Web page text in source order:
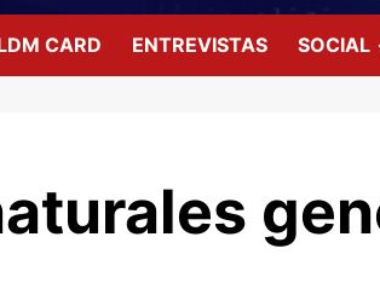
CARD ENTREVISTAS SOCIAL